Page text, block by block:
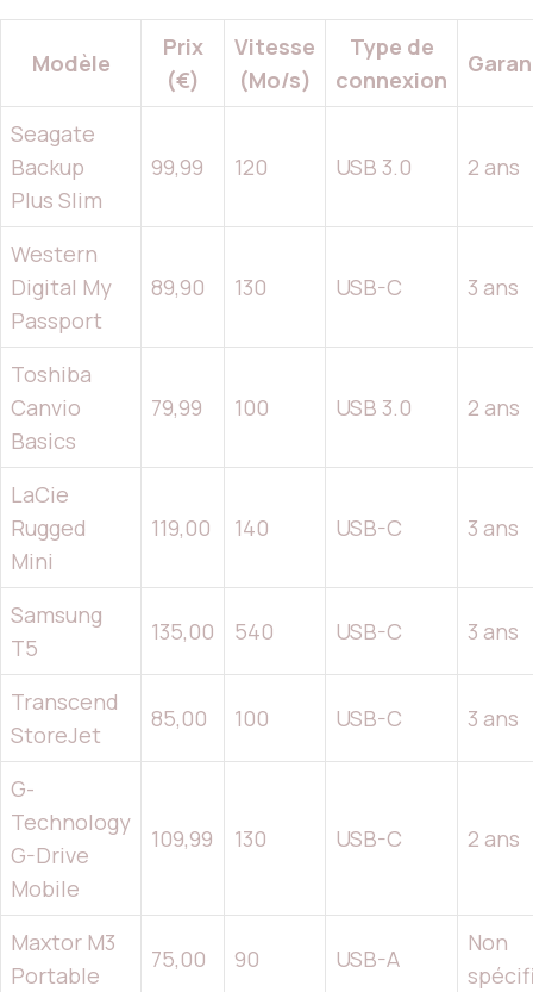
Modèle
Prix
(€)
Vitesse
(Mo/s)
Type de
connexion
Seagate
Backup
Plus Slim
99,99 120 USB 3.0 2 ans
Western
Digital My
Passport
89,90 130 USB-C 3 ans
Toshiba
Canvio
Basics
79,99 100 USB 3.0 2 ans
LaCie
Rugged
Mini
119,00 140 USB-C 3 ans
Samsung
T5
135,00 540 USB-C 3 ans
Transcend
StoreJet
85,00 100 USB-C 3 ans
G-
Technology
G-Drive
Mobile
109,99 130 USB-C 2 ans
Maxtor M3
Portable
75,00 90 USB-A
Non